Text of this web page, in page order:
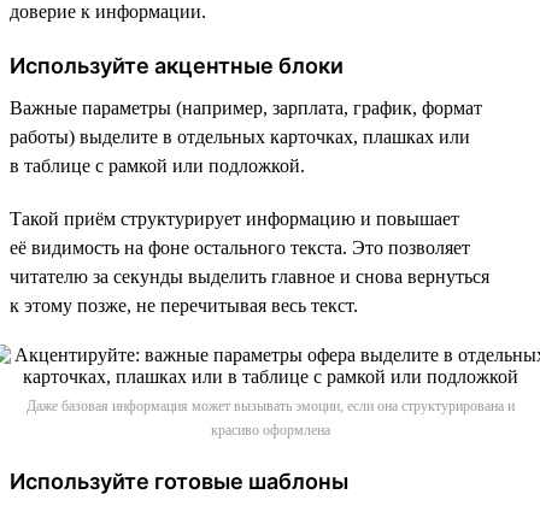
доверие к информации.
Используйте акцентные блоки
Важные параметры (например, зарплата, график, формат
работы) выделите в отдельных карточках, плашках или
в таблице с рамкой или подложкой.
Такой приём структурирует информацию и повышает
её видимость на фоне остального текста. Это позволяет
читателю за секунды выделить главное и снова вернуться
к этому позже, не перечитывая весь текст.
Даже базовая информация может вызывать эмоции, если она структурирована и
красиво оформлена
Используйте готовые шаблоны